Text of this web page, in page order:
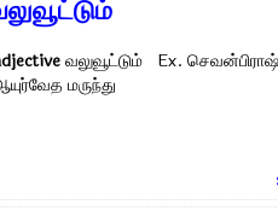
வலுவூட்டும் Ex. செவன்பிராஷ்
மருந்து